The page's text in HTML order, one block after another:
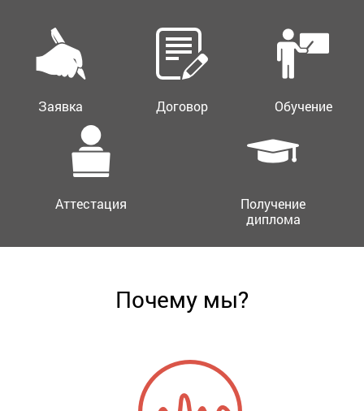
Заявка Договор Обучение
Аттестация
Получение
диплома
Почему мы?